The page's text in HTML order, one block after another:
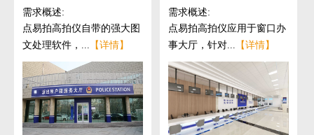
需求概述:
点易拍高拍仪自带的强大图
文处理软件，... 【详情】
需求概述:
点易拍高拍仪应用于窗口办
事大厅，针对... 【详情】